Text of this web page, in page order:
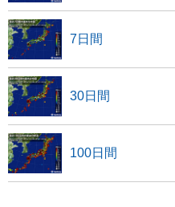
7日間
30日間
100日間